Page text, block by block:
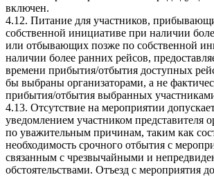
включен.
4.12. Питание для участников,
собственной инициативе при наличии
или отбывающих позже по собственной
наличии более ранних рейсов,
времени прибытия/отбытия доступных
бы выбраны организаторами, а не
прибытия/отбытия выбранных
4.13. Отсутствие на мероприятии
уведомлением участником представителя
по уважительным причинам, таким как
необходимость срочного отбытия с
связанным с чрезвычайными и
обстоятельствами. Отъезд с мероприятия